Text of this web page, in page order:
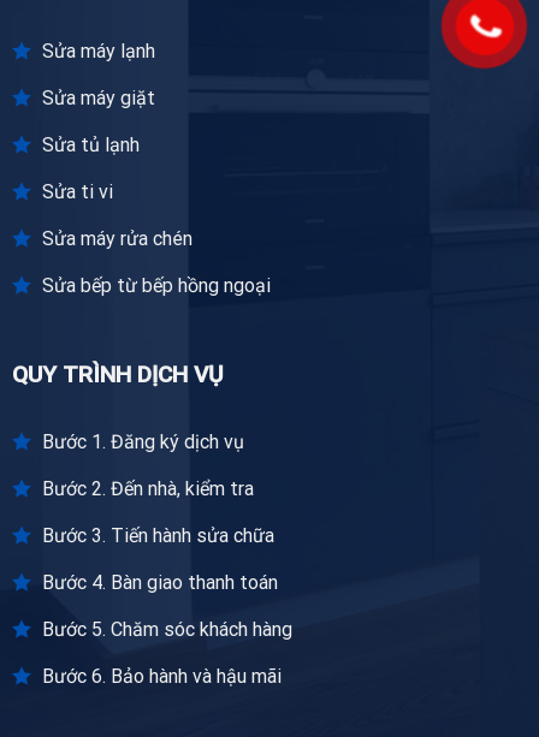
Sửa máy lạnh
Sửa máy giặt
Sửa tủ lạnh
Sửa ti vi
Sửa máy rửa chén
Sửa bếp từ bếp hồng ngoại
QUY TRÌNH DỊCH VỤ
Bước 1. Đăng ký dịch vụ
Bước 2. Đến nhà, kiểm tra
Bước 3. Tiến hành sửa chữa
Bước 4. Bàn giao thanh toán
Bước 5. Chăm sóc khách hàng
Bước 6. Bảo hành và hậu mãi